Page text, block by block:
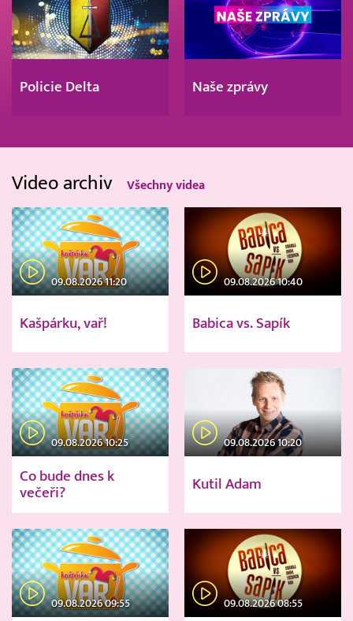
Policie Delta Naše zprávy
Video archiv Všechny videa
09.08.2026 11:20
Kašpárku, vař!
09.08.2026 10:40
Babica vs. Sapík
09.08.2026 10:25
Co bude dnes k
večeři?
09.08.2026 10:20
Kutil Adam
09.08.2026 09:55 09.08.2026 08:55